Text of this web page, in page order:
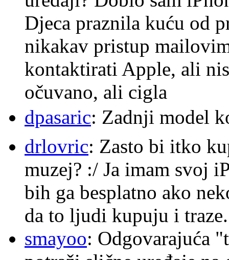
Djeca praznila kuću od
nikakav pristup
kontaktirati Apple, ali
očuvano, ali cigla
dpasaric: Zadnji model
drlovric: Zasto bi itko
muzej? :/ Ja imam svoj
bih ga besplatno ako
da to ljudi kupuju i traze.
smayoo: Odgovarajuća